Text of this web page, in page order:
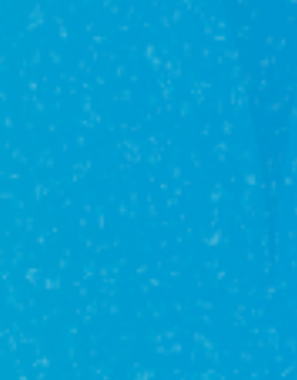
считаются не
Что включает в себя
1 Оценка стоимости
Подготовка